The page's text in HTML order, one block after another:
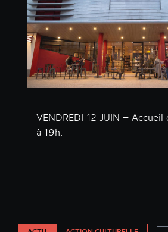
VENDREDI 12 JUIN – Accueil
à 19h.